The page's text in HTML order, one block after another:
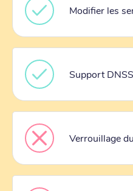
Modifier les
Support
Verrouillage